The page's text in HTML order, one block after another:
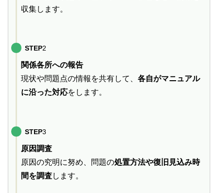
収集します。
STEP2
関係各所への報告
現状や問題点の情報を共有して、 各自がマニュアル
に沿った対応をします。
STEP3
原因調査
原因の究明に努め、問題の処置方法や復旧見込み時
間を調査します。